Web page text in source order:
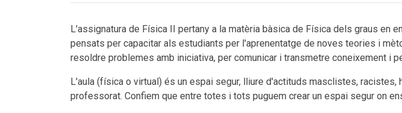
L'assignatura de Física II pertany a la matèria bàsica de Física dels graus
pensats per capacitar als estudiants per l'aprenentatge de noves teories i
resoldre problemes amb iniciativa, per comunicar i transmetre coneixement i
L'aula (física o virtual) és un espai segur, lliure d'actituds masclistes,
professorat. Confiem que entre totes i tots puguem crear un espai segur on